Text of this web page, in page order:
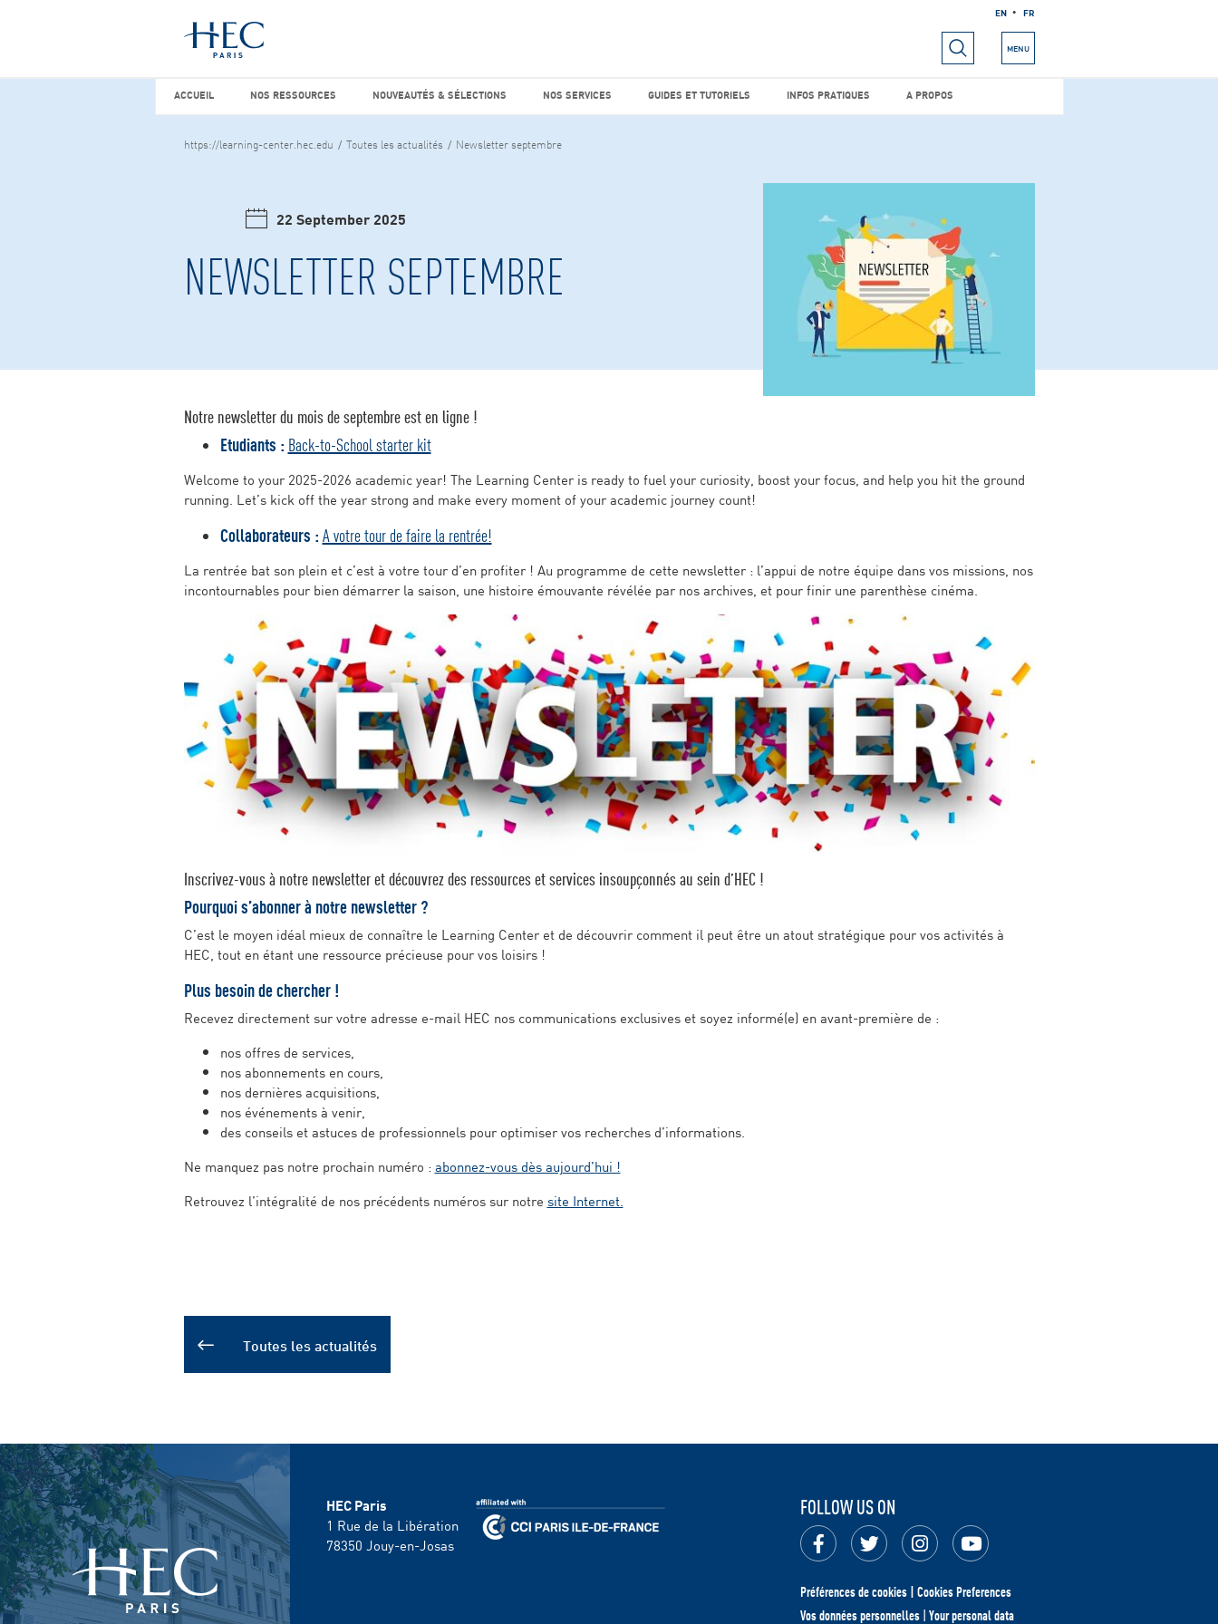
EN FR
MENU
Vous cherchez peut-être
NOS RESSOURCES INFOS PRATIQUES
ACCUEIL NOS RESSOURCES NOUVEAUTÉS & SÉLECTIONS NOS SERVICES GUIDES ET TUTORIELS INFOS PRATIQUES A PROPOS
https://learning-center.hec.edu Toutes les actualités Newsletter septembre
22 September 2025
NEWSLETTER SEPTEMBRE
Notre newsletter du mois de septembre est en ligne !
Etudiants : Back-to-School starter kit
Welcome to your 2025-2026 academic year! The Learning Center is ready to fuel your curiosity, boost your focus, and help you hit the ground
running. Let’s kick off the year strong and make every moment of your academic journey count!
Collaborateurs :A votre tour de faire la rentrée!
La rentrée bat son plein et c’est à votre tour d’en profiter ! Au programme de cette newsletter : l’appui de notre équipe dans vos missions, nos
incontournables pour bien démarrer la saison, une histoire émouvante révélée par nos archives, et pour finir une parenthèse cinéma.
Inscrivez-vous à notre newsletter et découvrez des ressources et services insoupçonnés au sein d’HEC !
Pourquoi s’abonner à notre newsletter ?
C’est le moyen idéal mieux de connaître le Learning Center et de découvrir comment il peut être un atout stratégique pour vos activités à
HEC, tout en étant une ressource précieuse pour vos loisirs !
Plus besoin de chercher !
Recevez directement sur votre adresse e-mail HEC nos communications exclusives et soyez informé(e) en avant-première de :
nos offres de services,
nos abonnements en cours,
nos dernières acquisitions,
nos événements à venir,
des conseils et astuces de professionnels pour optimiser vos recherches d’informations.
Ne manquez pas notre prochain numéro :abonnez-vous dès aujourd’hui !
Retrouvez l’intégralité de nos précédents numéros sur notre site Internet.
Toutes les actualités
HEC Paris
1 Rue de la Libération
78350 Jouy-en-Josas
FOLLOW US ON
Préférences de cookies | Cookies Preferences
Vos données personnelles | Your personal data